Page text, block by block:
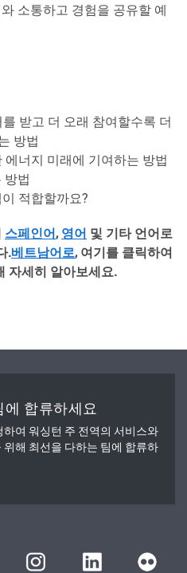
소통하고 경험을 공유할 예
받고 더 오래 참여할수록 더
방법
에너지 미래에 기여하는 방법
방법
적합할까요?
스페인어, 영어 및 기타 언어로
.베트남어로, 여기를 클릭하여
자세히 알아보세요.
에 합류하세요
하여 워싱턴 주 전역의 서비스와
위해 최선을 다하는 팀에 합류하